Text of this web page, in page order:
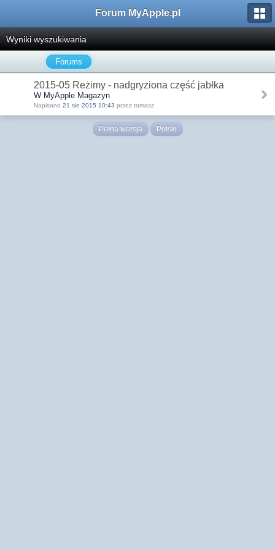
Forum MyApple.pl
Wyniki wyszukiwania
Forums
2015-05 Reżimy - nadgryziona część jabłka
W MyApple Magazyn
Napisano 21 sie 2015 10:43 przez tomasz
Pełna wersja Polski